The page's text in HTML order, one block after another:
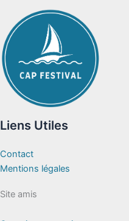
Liens Utiles
Contact
Mentions légales
Site amis